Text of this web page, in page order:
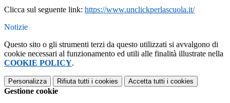
Clicca sul seguente link: https://www.unclickperlascuola.it/
Notizie
Questo sito o gli strumenti terzi da questo utilizzati si avvalgono di
cookie necessari al funzionamento ed utili alle finalità illustrate nella
COOKIE POLICY.
Personalizza Rifiuta tutti i cookies Accetta tutti i cookies
Gestione cookie